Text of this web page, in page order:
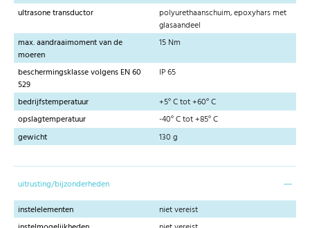
ultrasone transductor
polyurethaanschuim, epoxyhars met
glasaandeel
max. aandraaimoment van de
moeren
15 Nm
beschermingsklasse volgens EN 60
529
IP 65
bedrijfstemperatuur
+5° C tot +60° C
opslagtemperatuur
-40° C tot +85° C
gewicht
130 g
uitrusting/bijzonderheden
instelelementen
niet vereist